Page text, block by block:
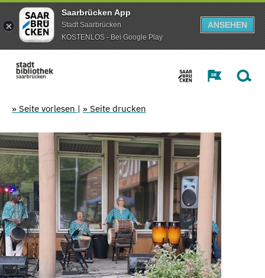
Saarbrücken App
Stadt Saarbrücken
KOSTENLOS - Bei Google Play
ANSEHEN
» Seite vorlesen | » Seite drucken